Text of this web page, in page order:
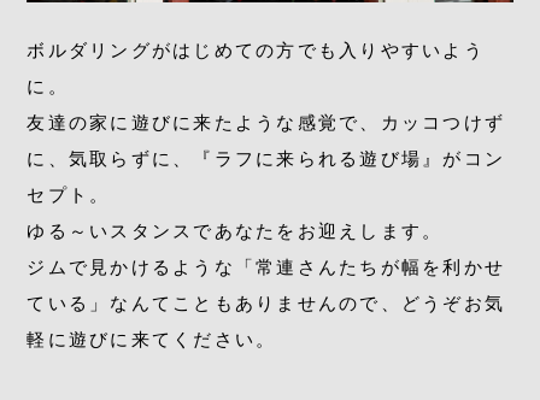
ボルダリングがはじめての方でも入りやすいよう
に。
友達の家に遊びに来たような感覚で、カッコつけず
に、気取らずに、『ラフに来られる遊び場』がコン
セプト。
ゆる～いスタンスであなたをお迎えします。
ジムで見かけるような「常連さんたちが幅を利かせ
ている」なんてこともありませんので、どうぞお気
軽に遊びに来てください。